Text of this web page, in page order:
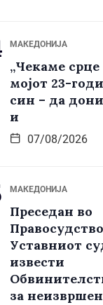
МАКЕДОНИЈА
„Чекаме срце
мојот 23-
син – да
и
07/08/2026
МАКЕДОНИЈА
Преседан во
Уставниот
извести
за